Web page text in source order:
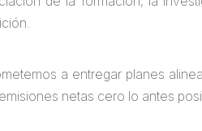
a entregar planes
netas cero lo antes